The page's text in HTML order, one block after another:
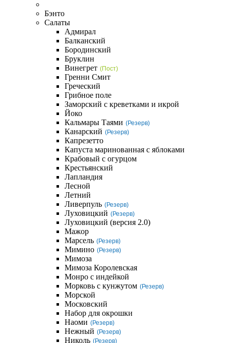
Бэнто
Салаты
Адмирал
Балканский
Бородинский
Бруклин
Винегрет (Пост)
Гренни Смит
Греческий
Грибное поле
Заморский с креветками и икрой
Йоко
Кальмары Таями (Резерв)
Канарский (Резерв)
Капрезетто
Капуста маринованная с яблоками
Крабовый с огурцом
Крестьянский
Лапландия
Лесной
Летний
Ливерпуль (Резерв)
Луховицкий (Резерв)
Луховицкий (версия 2.0)
Мажор
Марсель (Резерв)
Мимино (Резерв)
Мимоза
Мимоза Королевская
Монро с индейкой
Морковь с кунжутом (Резерв)
Морской
Московский
Набор для окрошки
Наоми (Резерв)
Нежный (Резерв)
Николь (Резерв)